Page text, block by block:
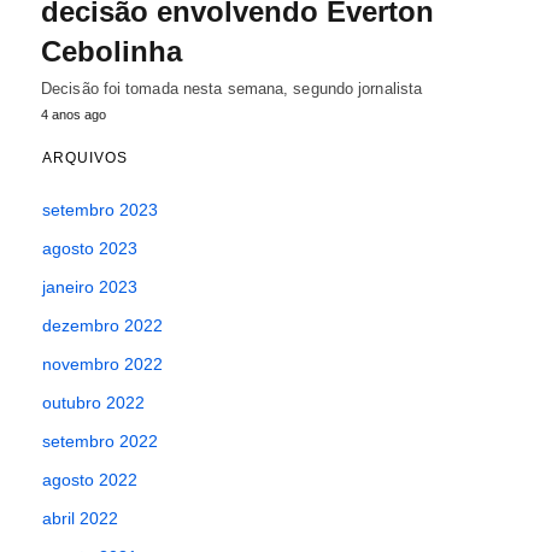
decisão envolvendo Everton
Cebolinha
Decisão foi tomada nesta semana, segundo jornalista
4 anos ago
ARQUIVOS
setembro 2023
agosto 2023
janeiro 2023
dezembro 2022
novembro 2022
outubro 2022
setembro 2022
agosto 2022
abril 2022